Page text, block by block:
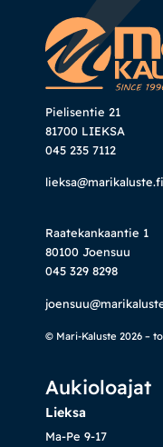
Pielisentie 21
81700 LIEKSA
045 235 7112
lieksa@marikaluste.fi
Raatekankaantie 1
80100 Joensuu
045 329 8298
© Mari-Kaluste 2026 –
Aukioloajat
Lieksa
Ma-Pe 9-17